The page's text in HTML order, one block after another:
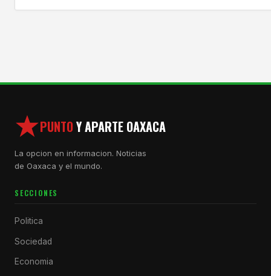
PUNTOY APARTE OAXACA
La opcion en informacion. Noticias
de Oaxaca y el mundo.
SECCIONES
Politica
Sociedad
Economia